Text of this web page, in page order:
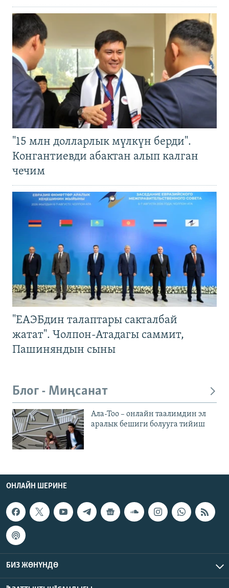
"15 млн долларлык мүлкүн берди".
Конгантиевди абактан алып калган
чечим
"ЕАЭБдин талаптары сакталбай
жатат". Чолпон-Атадагы саммит,
Пашиняндын сыны
Блог - Миңсанат
Ала-Тоо – онлайн таалимдин эл
аралык бешиги болууга тийиш
ОНЛАЙН ШЕРИНЕ
БИЗ ЖӨНҮНДӨ